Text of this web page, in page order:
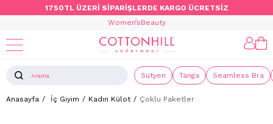
1750TL ÜZERİ SİPARİŞLERDE KARGO ÜCRETSİZ
Women’sBeauty
Sütyen Tanga Seamless Bra
Anasayfa İç Giyim Kadın Külot Çoklu Paketler